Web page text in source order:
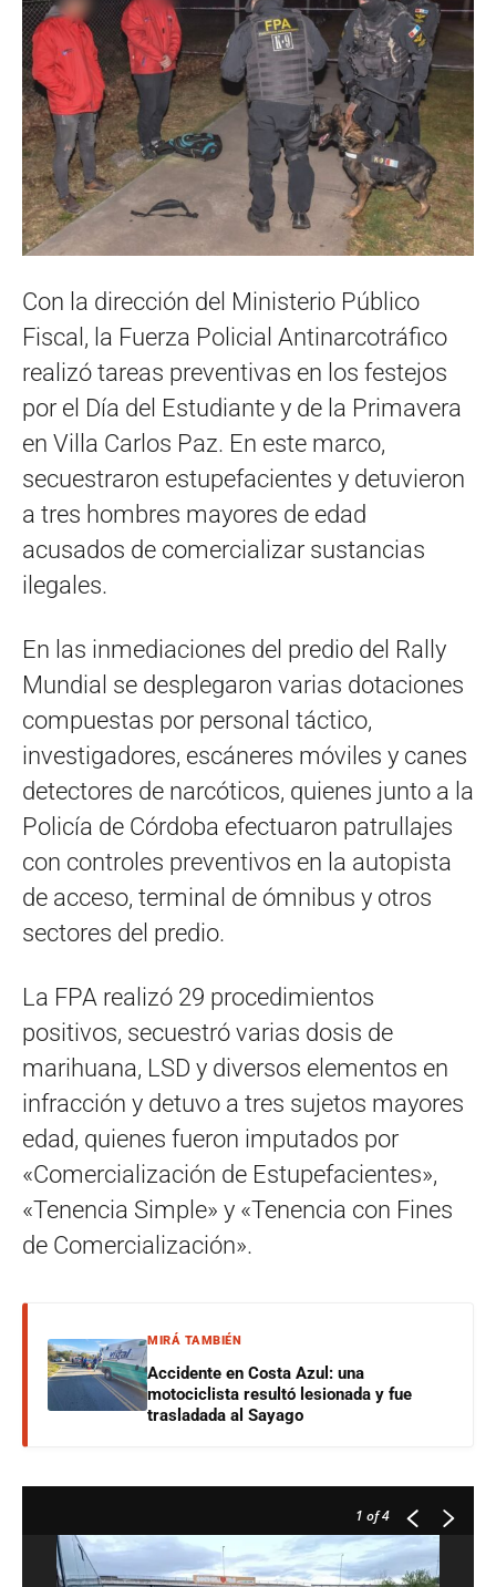
Con la dirección del Ministerio Público
Fiscal, la Fuerza Policial Antinarcotráfico
realizó tareas preventivas en los festejos
por el Día del Estudiante y de la Primavera
en Villa Carlos Paz. En este marco,
secuestraron estupefacientes y detuvieron
a tres hombres mayores de edad
acusados de comercializar sustancias
ilegales.
En las inmediaciones del predio del Rally
Mundial se desplegaron varias dotaciones
compuestas por personal táctico,
investigadores, escáneres móviles y canes
detectores de narcóticos, quienes junto a la
Policía de Córdoba efectuaron patrullajes
con controles preventivos en la autopista
de acceso, terminal de ómnibus y otros
sectores del predio.
La FPA realizó 29 procedimientos
positivos, secuestró varias dosis de
marihuana, LSD y diversos elementos en
infracción y detuvo a tres sujetos mayores
edad, quienes fueron imputados por
«Comercialización de Estupefacientes»,
«Tenencia Simple» y «Tenencia con Fines
de Comercialización».
MIRÁ TAMBIÉN
Accidente en Costa Azul: una
motociclista resultó lesionada y fue
trasladada al Sayago
1 of 4